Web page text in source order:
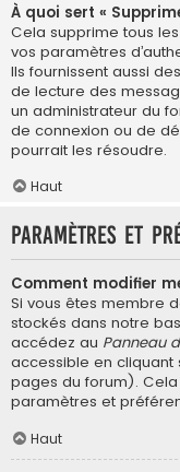
À quoi sert «
Cela supprime tous
vos paramètres
Ils fournissent aussi
de lecture des
un administrateur du
de connexion ou de
pourrait les résoudre.
Haut
Paramètres et
Comment modifier
Si vous êtes membre
stockés dans notre
accédez au Panneau
accessible en cliquant
pages du forum).
paramètres et
Haut